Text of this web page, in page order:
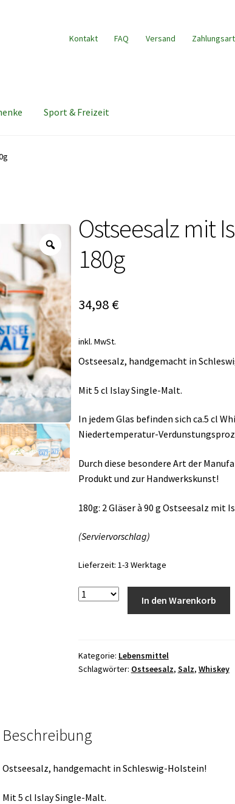
Kontakt FAQ Versand
Sport & Freizeit
Ostseesalz mit
180g
34,98 €
inkl. MwSt.
Ostseesalz, handgemacht in
Mit 5 cl Islay Single-Malt.
In jedem Glas befinden sich ca.5 cl
Niedertemperatur-
Durch diese besondere Art der
Produkt und zur Handwerkskunst!
180g: 2 Gläser à 90 g Ostseesalz mit
(Serviervorschlag)
Lieferzeit: 1-3 Werktage
Anzahl
In den Warenkorb
Kategorie: Lebensmittel
Schlagwörter: Ostseesalz, Salz, Whiskey
Beschreibung
Ostseesalz, handgemacht in Schleswig-Holstein!
Mit 5 cl Islay Single-Malt.